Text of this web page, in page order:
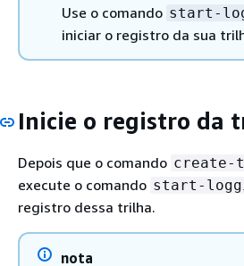
Use o comando start-
iniciar o registro da sua
Inicie o registro da
Depois que o comando
execute o comando start-
registro dessa trilha.
nota